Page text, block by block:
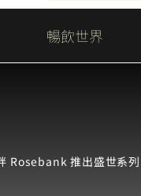
暢飲世界
Rosebank 推出盛世系